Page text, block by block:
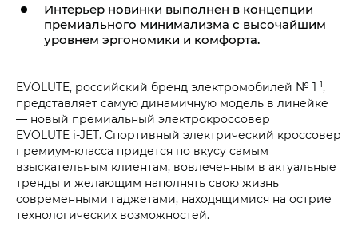
Интерьер новинки выполнен в концепции
премиального минимализма с высочайшим
уровнем эргономики и комфорта.
EVOLUTE, российский бренд электромобилей № 1 1,
представляет самую динамичную модель в линейке
— новый премиальный электрокроссовер
EVOLUTE i‑JET. Спортивный электрический кроссовер
премиум-класса придется по вкусу самым
взыскательным клиентам, вовлеченным в актуальные
тренды и желающим наполнять свою жизнь
современными гаджетами, находящимися на острие
технологических возможностей.